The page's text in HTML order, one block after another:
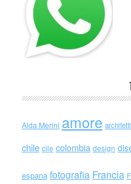
Alda Merini amore architetti
chile cile colombia design
espana fotografia Francia